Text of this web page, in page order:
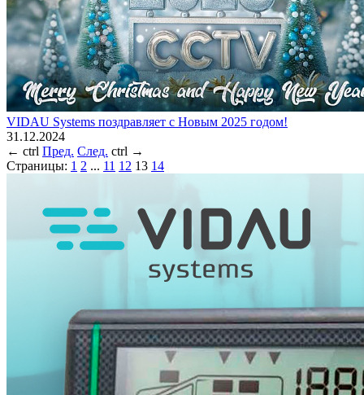
VIDAU Systems поздравляет с Новым 2025 годом!
31.12.2024
← ctrl Пред. След. ctrl →
Страницы: 1 2 ... 11 12 13 14